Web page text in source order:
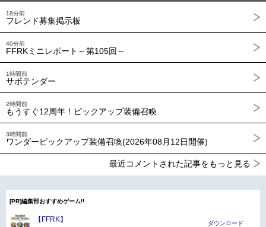
18分前
フレンド募集掲示板
40分前
FFRKミニレポート～第105回～
1時間前
サボテンダー
2時間前
もうすぐ12周年！ピックアップ装備召喚
3時間前
ワンダーピックアップ装備召喚(2026年08月12日開催)
最近コメントされた記事をもっと見る
[PR]編集部おすすめゲーム!!
【FFRK】 ダウンロード